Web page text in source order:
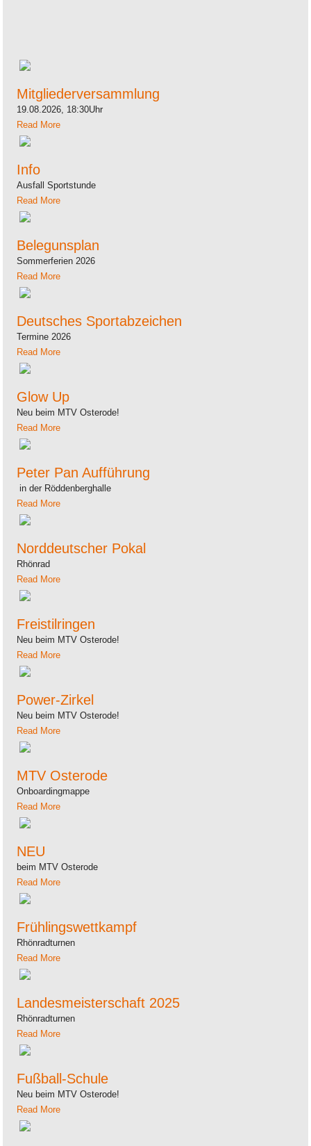
Mitgliederversammlung
19.08.2026, 18:30Uhr
Read More
Info
Ausfall Sportstunde
Read More
Belegunsplan
Sommerferien 2026
Read More
Deutsches Sportabzeichen
Termine 2026
Read More
Glow Up
Neu beim MTV Osterode!
Read More
Peter Pan Aufführung
in der Röddenberghalle
Read More
Norddeutscher Pokal
Rhönrad
Read More
Freistilringen
Neu beim MTV Osterode!
Read More
Power-Zirkel
Neu beim MTV Osterode!
Read More
MTV Osterode
Onboardingmappe
Read More
NEU
beim MTV Osterode
Read More
Frühlingswettkampf
Rhönradturnen
Read More
Landesmeisterschaft 2025
Rhönradturnen
Read More
Fußball-Schule
Neu beim MTV Osterode!
Read More